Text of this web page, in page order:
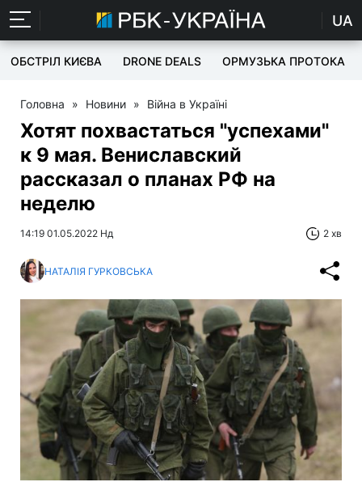
UA
ОБСТРІЛ КИЄВА DRONE DEALS ОРМУЗЬКА ПРОТОКА
Головна » Новини » Війна в Україні
Хотят похвастаться "успехами"
к 9 мая. Вениславский
рассказал о планах РФ на
неделю
14:19 01.05.2022 Нд 2 хв
НАТАЛІЯ ГУРКОВСЬКА